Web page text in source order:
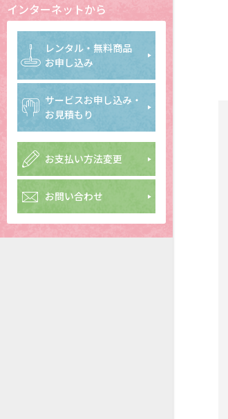
インターネットから
レンタル・無料商品
お申し込み
サービスお申し込み・
お見積もり
お支払い方法変更
お問い合わせ